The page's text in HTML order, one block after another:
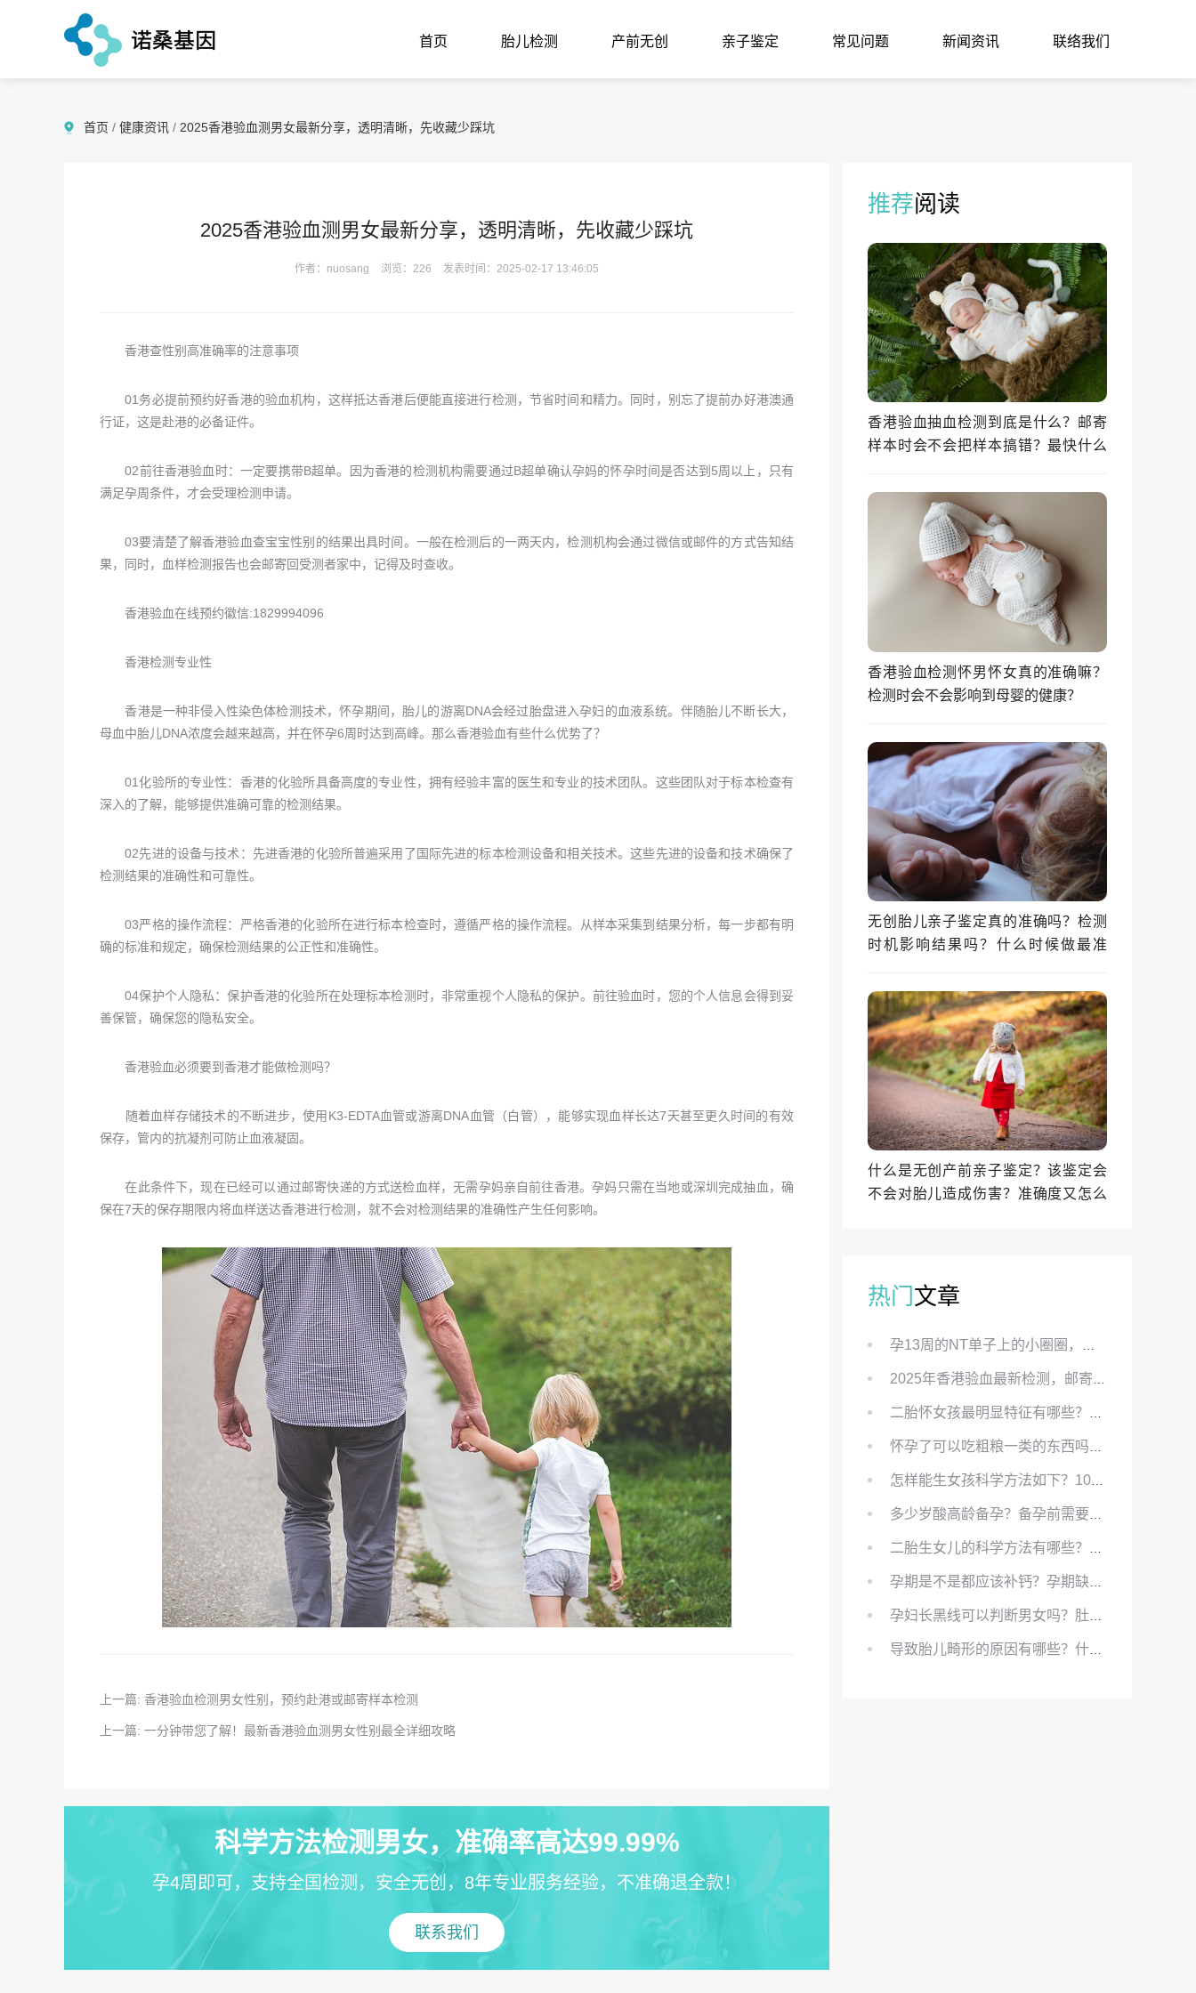
首页 胎儿检测 产前无创 亲子鉴定 常见问题 新闻资讯 联络我们
首页 / 健康资讯 / 2025香港验血测男女最新分享，透明清晰，先收藏少踩坑
2025香港验血测男女最新分享，透明清晰，先收藏少踩坑
作者：nuosang 浏览：226 发表时间：2025-02-17 13:46:05
香港查性别高准确率的注意事项
01务必提前预约好香港的验血机构，这样抵达香港后便能直接进行检测，节省时间和精力。同时，别忘了提前办好港澳通
行证，这是赴港的必备证件。
02前往香港验血时：一定要携带B超单。因为香港的检测机构需要通过B超单确认孕妈的怀孕时间是否达到5周以上，只有
满足孕周条件，才会受理检测申请。
03要清楚了解香港验血查宝宝性别的结果出具时间。一般在检测后的一两天内，检测机构会通过微信或邮件的方式告知结
果，同时，血样检测报告也会邮寄回受测者家中，记得及时查收。
香港验血在线预约徽信:1829994096
香港检测专业性
香港是一种非侵入性染色体检测技术，怀孕期间，胎儿的游离DNA会经过胎盘进入孕妇的血液系统。伴随胎儿不断长大，
母血中胎儿DNA浓度会越来越高，并在怀孕6周时达到高峰。那么香港验血有些什么优势了？
01化验所的专业性：香港的化验所具备高度的专业性，拥有经验丰富的医生和专业的技术团队。这些团队对于标本检查有
深入的了解，能够提供准确可靠的检测结果。
02先进的设备与技术：先进香港的化验所普遍采用了国际先进的标本检测设备和相关技术。这些先进的设备和技术确保了
检测结果的准确性和可靠性。
03严格的操作流程：严格香港的化验所在进行标本检查时，遵循严格的操作流程。从样本采集到结果分析，每一步都有明
确的标准和规定，确保检测结果的公正性和准确性。
04保护个人隐私：保护香港的化验所在处理标本检测时，非常重视个人隐私的保护。前往验血时，您的个人信息会得到妥
善保管，确保您的隐私安全。
香港验血必须要到香港才能做检测吗？
随着血样存储技术的不断进步，使用K3-EDTA血管或游离DNA血管（白管），能够实现血样长达7天甚至更久时间的有效
保存，管内的抗凝剂可防止血液凝固。
在此条件下，现在已经可以通过邮寄快递的方式送检血样，无需孕妈亲自前往香港。孕妈只需在当地或深圳完成抽血，确
保在7天的保存期限内将血样送达香港进行检测，就不会对检测结果的准确性产生任何影响。
上一篇: 香港验血检测男女性别，预约赴港或邮寄样本检测
上一篇: 一分钟带您了解！最新香港验血测男女性别最全详细攻略
科学方法检测男女，准确率高达99.99%
孕4周即可，支持全国检测，安全无创，8年专业服务经验，不准确退全款！
联系我们
推荐阅读
香港验血抽血检测到底是什么？邮寄
样本时会不会把样本搞错？最快什么
香港验血检测怀男怀女真的准确嘛？
检测时会不会影响到母婴的健康？
无创胎儿亲子鉴定真的准确吗？检测
时机影响结果吗？什么时候做最准
什么是无创产前亲子鉴定？该鉴定会
不会对胎儿造成伤害？准确度又怎么
热门文章